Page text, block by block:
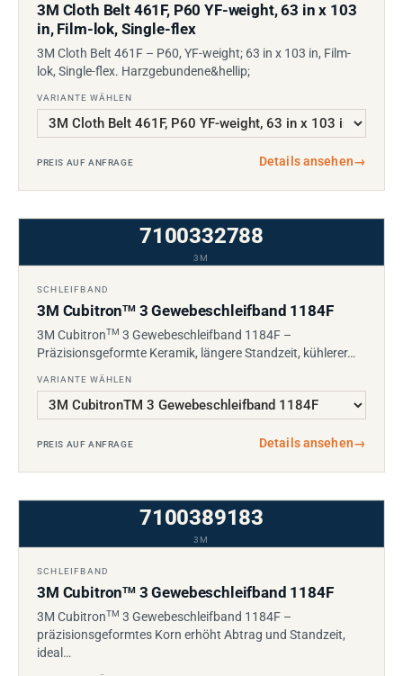
3M Cloth Belt 461F, P60 YF-weight, 63 in x 103
in, Film-lok, Single-flex
3M Cloth Belt 461F – P60, YF-weight; 63 in x 103 in, Film-
lok, Single-flex. Harzgebundene&hellip;
VARIANTE WÄHLEN
PREIS AUF ANFRAGE Details ansehen→
7100332788
3M
SCHLEIFBAND
3M CubitronTM3 Gewebeschleifband 1184F
3M CubitronTM 3 Gewebeschleifband 1184F –
Präzisionsgeformte Keramik, längere Standzeit, kühlerer…
VARIANTE WÄHLEN
PREIS AUF ANFRAGE Details ansehen→
7100389183
3M
SCHLEIFBAND
3M CubitronTM3 Gewebeschleifband 1184F
3M CubitronTM 3 Gewebeschleifband 1184F –
präzisionsgeformtes Korn erhöht Abtrag und Standzeit,
ideal…